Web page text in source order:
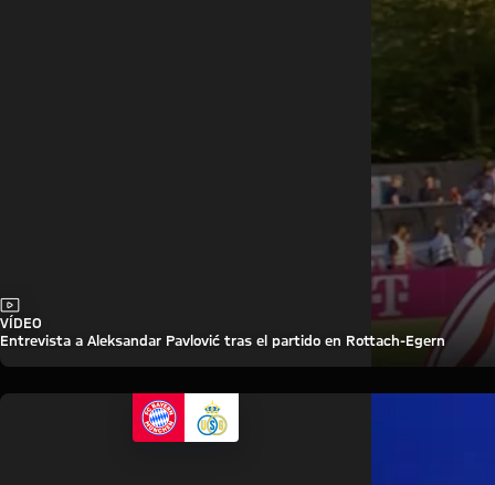
Vídeo
VÍDEO
Entrevista a Aleksandar Pavlović tras el partido en Rottach-Egern